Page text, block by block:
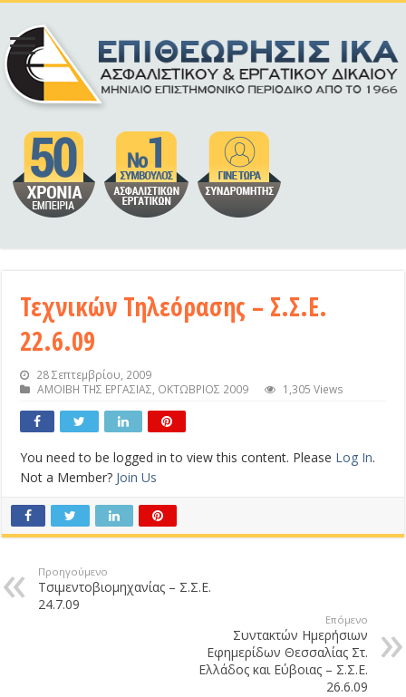
Τεχνικών Τηλεόρασης – Σ.Σ.Ε.
22.6.09
28 Σεπτεμβρίου, 2009
ΑΜΟΙΒΗ ΤΗΣ ΕΡΓΑΣΙΑΣ, ΟΚΤΩΒΡΙΟΣ 2009 1,305 Views
You need to be logged in to view this content. Please Log In.
Not a Member? Join Us
Προηγούμενο
Τσιμεντοβιομηχανίας – Σ.Σ.Ε.
24.7.09
Επόμενο
Συντακτών Ημερήσιων
Εφημερίδων Θεσσαλίας Στ.
Ελλάδος και Εύβοιας – Σ.Σ.Ε.
26.6.09